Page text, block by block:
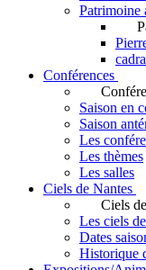
Patrimoine
Conférences
Saison en
Saison
Les
Les thèmes
Les salles
Ciels de Nantes
Ciels
Les ciels
Dates
Historique